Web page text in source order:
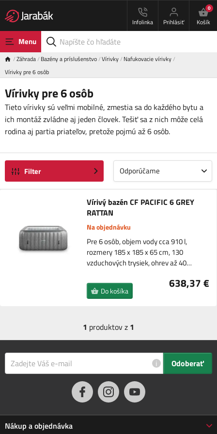
Infolinka Prihlásiť
0
Košík
Menu
Záhrada Bazény a príslušenstvo Vírivky Nafukovacie vírivky
Vírivky pre 6 osôb
Vírivky pre 6 osôb
Tieto vírivky sú veľmi mobilné, zmestia sa do každého bytu a
ich montáž zvládne aj jeden človek. Tešiť sa z nich môže celá
rodina aj partia priateľov, pretože pojmú až 6 osôb.
Filter Odporúčame
Vírivý bazén CF PACIFIC 6 GREY
RATTAN
Na objednávku
Pre 6 osôb, objem vody cca 910 l,
rozmery 185 x 185 x 65 cm, 130
vzduchových trysiek, ohrev až 40…
638,37 €
Do košíka
1 produktov z 1
i Odoberať
Nákup a objednávka